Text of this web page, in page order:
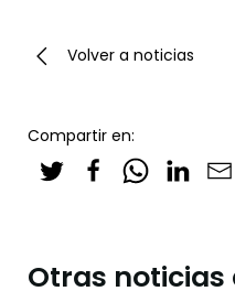
Volver a noticias
Compartir en:
Otras noticias